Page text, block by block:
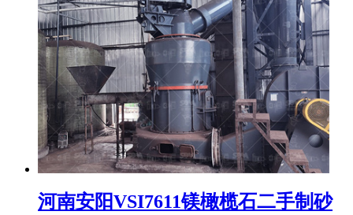
河南安阳VSI7611镁橄榄石二手制砂